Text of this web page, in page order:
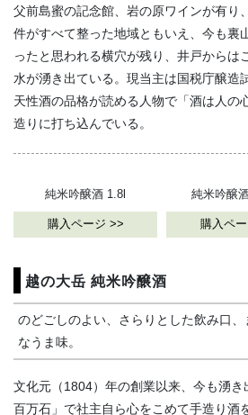
父前島蜜の記念館、岩の原ワインが有り
件がすべて整った地域ともいえ、今も裏
ったと思われる横穴が残り、井戸からは
水が湧き出ている。現当主は国税庁醸造
天性酒の品格が読める人物で「酒は人の
造りに打ち込んでいる。
純米吟醸酒 1.8l
購入ページ >>
純米吟醸
購入ペ
越の大岳 純米吟醸酒
のどごしのよい、さらりとした飲み口
なうま味。
文化元（1804）年の創業以来、今も湧
百万石」で社主自ら心をこめて手造り酒